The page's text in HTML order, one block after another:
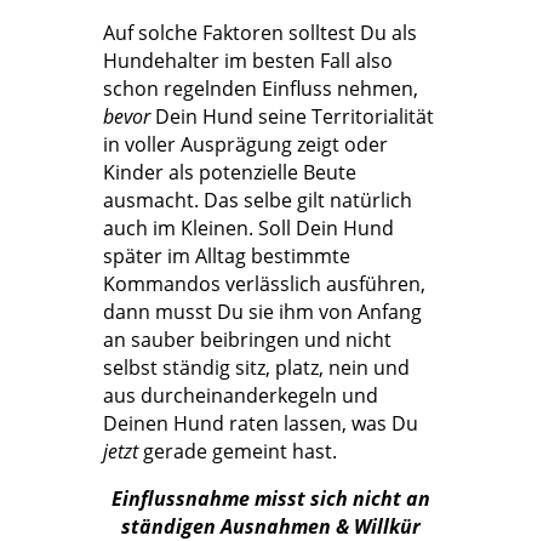
Auf solche Faktoren solltest Du als
Hundehalter im besten Fall also
schon regelnden Einfluss nehmen,
bevorDein Hund seine Territorialität
in voller Ausprägung zeigt oder
Kinder als potenzielle Beute
ausmacht. Das selbe gilt natürlich
auch im Kleinen. Soll Dein Hund
später im Alltag bestimmte
Kommandos verlässlich ausführen,
dann musst Du sie ihm von Anfang
an sauber beibringen und nicht
selbst ständig sitz, platz, nein und
aus durcheinanderkegeln und
Deinen Hund raten lassen, was Du
jetztgerade gemeint hast.
Einflussnahme misst sich nicht an
ständigen Ausnahmen & Willkür